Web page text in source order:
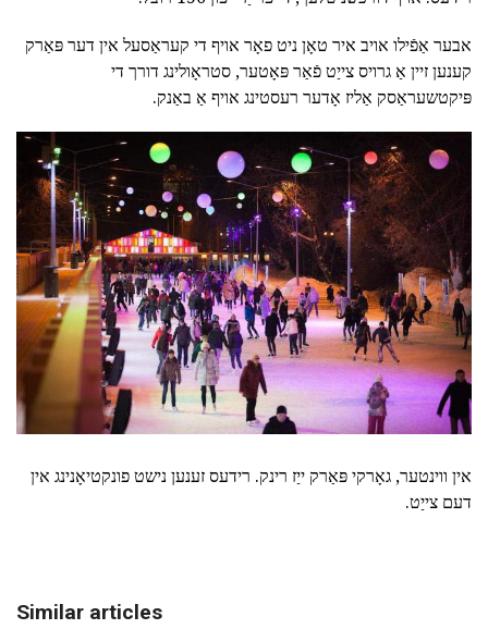
אבער אַפֿילו אויב איר טאָן ניט פאָר אויף די קעראַסעל אין דער פּאַרק
קענען זיין אַ גרויס צייַט פֿאַר פּאָטער, סטראָולינג דורך די
פּיקטשעראַסק אַליז אָדער רעסטינג אויף אַ באַנק.
אין ווינטער, גאָרקי פּאַרק ייַז רינק. רידעס זענען נישט פונקטיאָנינג אין
דעם צייַט.
Similar articles